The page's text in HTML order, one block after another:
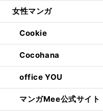
女性マンガ
Cookie
Cocohana
office YOU
マンガMee公式サイト